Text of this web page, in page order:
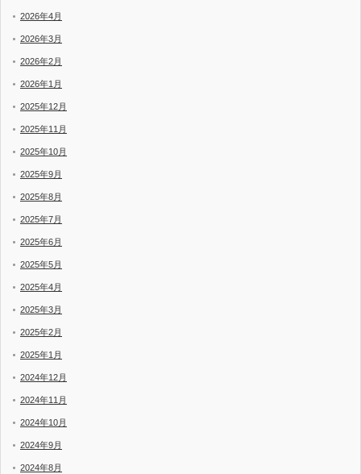
2026年4月
2026年3月
2026年2月
2026年1月
2025年12月
2025年11月
2025年10月
2025年9月
2025年8月
2025年7月
2025年6月
2025年5月
2025年4月
2025年3月
2025年2月
2025年1月
2024年12月
2024年11月
2024年10月
2024年9月
2024年8月